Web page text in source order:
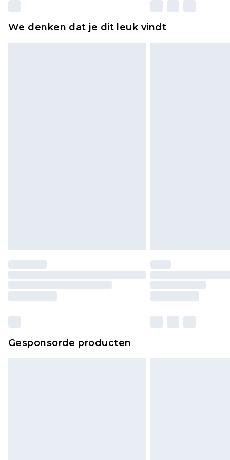
We denken dat je dit leuk vindt
Gesponsorde producten